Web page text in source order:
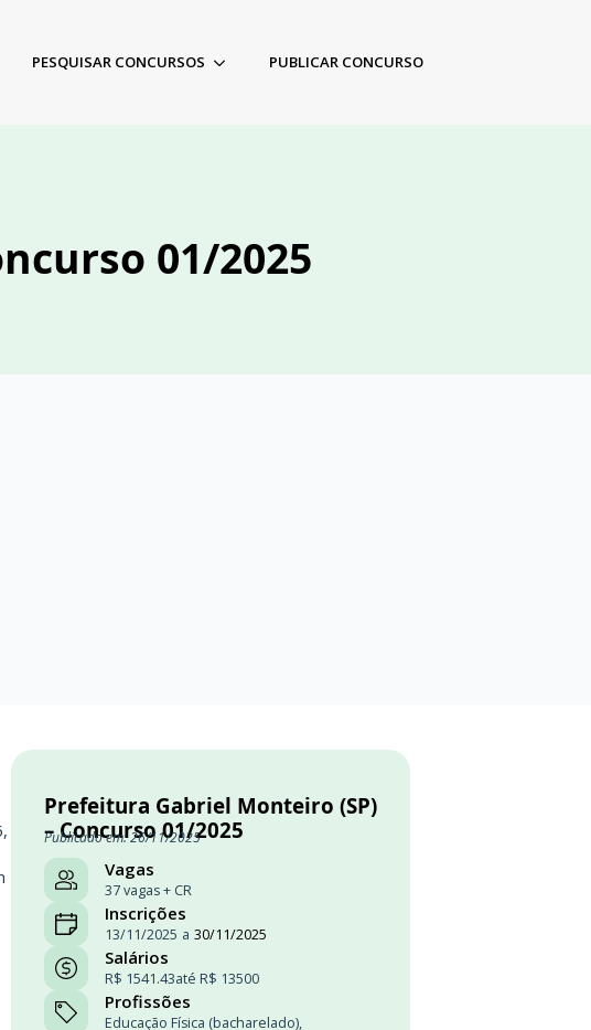
PESQUISAR CONCURSOS PUBLICAR CONCURSO
01/2025
Prefeitura Gabriel Monteiro (SP)
– Concurso 01/2025
Publicado em: 26/11/2025
Vagas
37 vagas + CR
Inscrições
13/11/2025 a 30/11/2025
Salários
R$ 1541.43até R$ 13500
Profissões
Educação Física (bacharelado),